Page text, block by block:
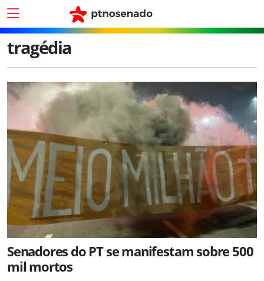
tragédia
Senadores do PT se manifestam sobre 500
mil mortos